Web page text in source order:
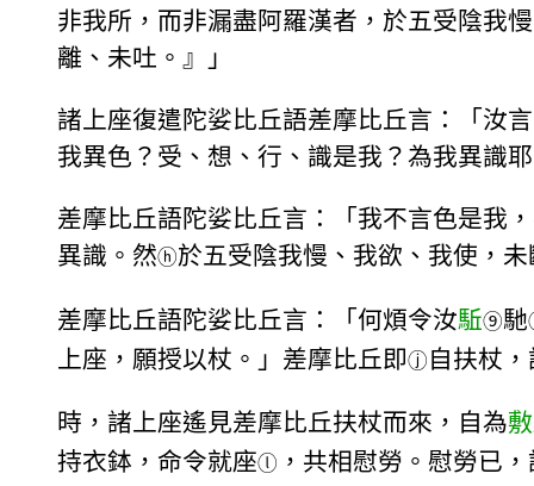
非我所，而非漏盡阿羅漢者，於五受陰我
離、未吐。』」
諸上座復遣陀娑比丘語差摩比丘言：「汝
我異色？受、想、行、識是我？為我異識
差摩比丘語陀娑比丘言：「我不言色是我
異識。然ⓗ於五受陰我慢、我欲、我使，
差摩比丘語陀娑比丘言：「何煩令汝駈⑨馳
上座，願授以杖。」差摩比丘即ⓙ 自扶杖
時，諸上座遙見差摩比丘扶杖而來，自為
持衣鉢，命令就座ⓛ ，共相慰勞。慰勞已